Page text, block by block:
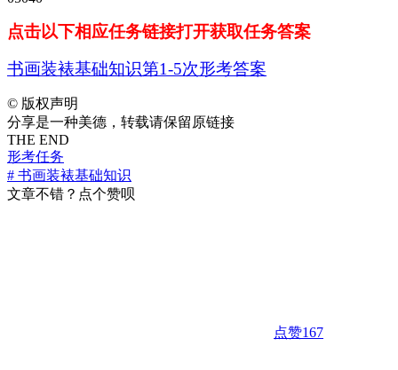
点击以下相应任务链接打开获取任务答案
书画装裱基础知识第1-5次形考答案
© 版权声明
分享是一种美德，转载请保留原链接
THE END
形考任务
# 书画装裱基础知识
文章不错？点个赞呗
点赞167